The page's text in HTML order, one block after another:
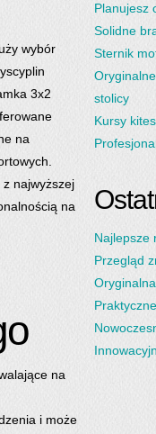
wybór
3x2
na
z najwyższej
na
na
i może
Planujesz
Solidne
Sternik
stolicy
Kursy
Najlepsze
Przegląd